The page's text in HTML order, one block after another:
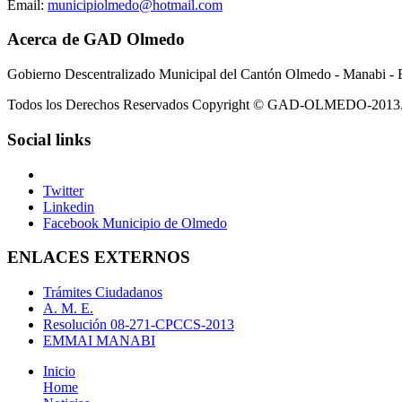
Email: municipiolmedo@hotmail.com
Acerca de GAD Olmedo
Gobierno Descentralizado Municipal del Cantón Olmedo - Manabi -
Todos los Derechos Reservados Copyright © GAD-OLMEDO-2013.
Social links
Twitter
Linkedin
Facebook Municipio de Olmedo
ENLACES EXTERNOS
Trámites Ciudadanos
A. M. E.
Resolución 08-271-CPCCS-2013
EMMAI MANABI
Inicio
Home